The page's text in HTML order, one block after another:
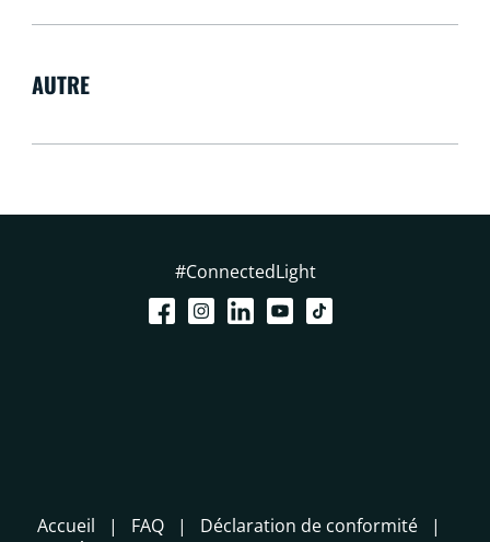
AUTRE
#ConnectedLight
Accueil FAQ
Déclaration de conformité